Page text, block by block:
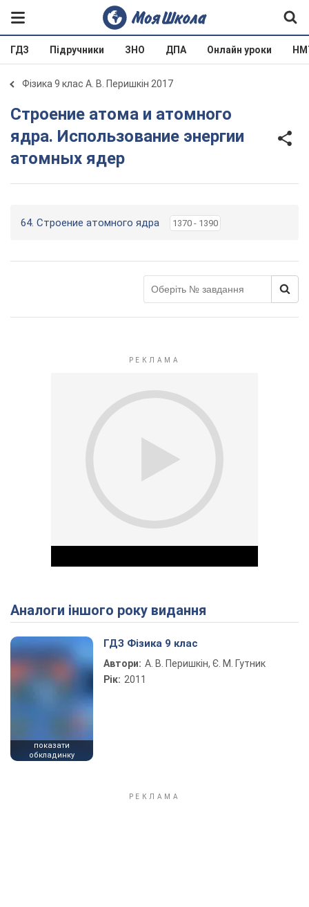
ГДЗ Підручники ЗНО ДПА Онлайн уроки
Фізика 9 клас А. В. Перишкін 2017
Строение атома и атомного
ядра. Использование энергии
атомных ядер
64. Строение атомного ядра 1370 - 1390
Play Video
Аналоги іншого року видання
показати
обкладинку
ГДЗ Фізика 9 клас
Автори: А. В. Перишкін, Є. М. Гутник
Рік: 2011